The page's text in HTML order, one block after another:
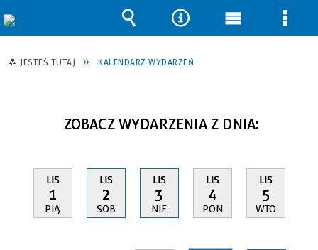
JESTEŚ TUTAJ KALENDARZ WYDARZEŃ
ZOBACZ WYDARZENIA Z DNIA:
LIS
1
PIĄ
LIS
2
SOB
LIS
3
NIE
LIS
4
PON
LIS
5
WTO
Wyszukiwarka
Narzędzia
Menu Menu